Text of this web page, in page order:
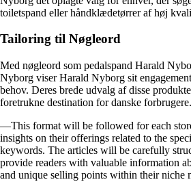
toiletspand eller håndklædetørrer af høj
Tailoring til Nøgleord
Med nøgleord som pedalspand Harald
Nyborg viser Harald Nyborg sit
behov. Deres brede udvalg af disse
foretrukne destination for danske forbrugere.
—This format will be followed for each
insights on their offerings related to the
keywords. The articles will be carefully
provide readers with valuable information
and unique selling points within their niche